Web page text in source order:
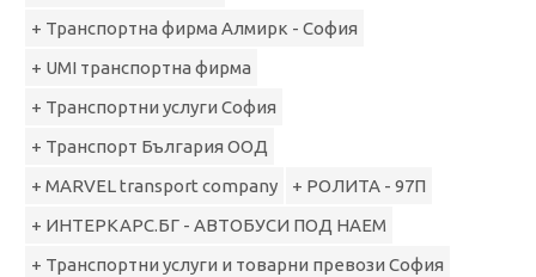
+ Транспортна фирма Алмирк - София
+ UMI транспортна фирма
+ Транспортни услуги София
+ Транспорт България ООД
+ MARVEL transport company
+ РОЛИТА - 97П
+ ИНТЕРКАРС.БГ - АВТОБУСИ ПОД НАЕМ
+ Транспортни услуги и товарни превози София